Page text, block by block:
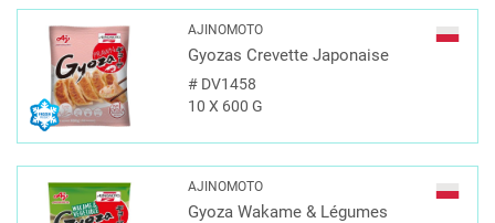
AJINOMOTO
Gyozas Crevette Japonaise
#DV1458
10 X 600 G
AJINOMOTO
Gyoza Wakame & Légumes